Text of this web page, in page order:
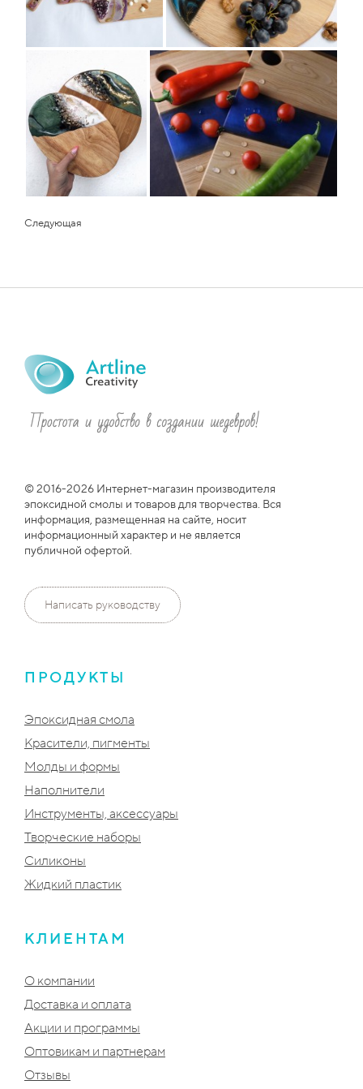
Следующая
© 2016-2026 Интернет-магазин производителя
эпоксидной смолы и товаров для творчества. Вся
информация, размещенная на сайте, носит
информационный характер и не является
публичной офертой.
Написать руководству
ПРОДУКТЫ
Эпоксидная смола
Красители, пигменты
Молды и формы
Наполнители
Инструменты, аксессуары
Творческие наборы
Силиконы
Жидкий пластик
КЛИЕНТАМ
О компании
Доставка и оплата
Акции и программы
Оптовикам и партнерам
Отзывы